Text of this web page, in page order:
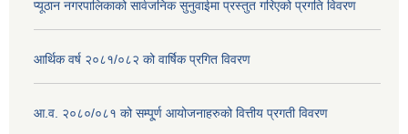
प्यूठान नगरपालिकाको सार्वजनिक सुनुवाईमा प्रस्तुत गरिएको प्रगति विवरण
आर्थिक वर्ष २०८१/०८२ को वार्षिक प्रगित विवरण
आ.व. २०८०/०८१ को सम्पू्र्ण आयोजनाहरुको वित्तीय प्रगती विवरण